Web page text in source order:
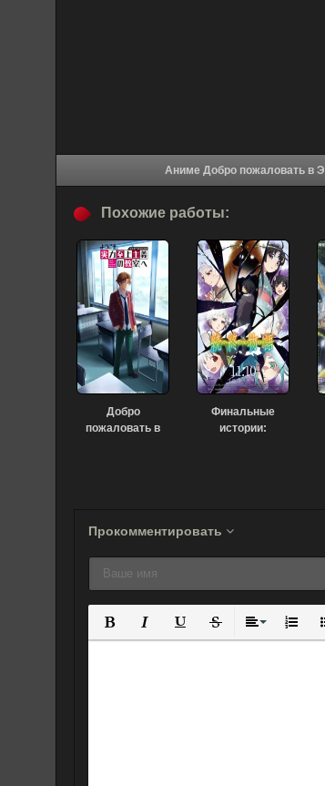
Похожие работы:
Добро
пожаловать в
Финальные
истории:
Прокомментировать
Полужирный
КурсивПодчеркнутый
Зачеркнутый